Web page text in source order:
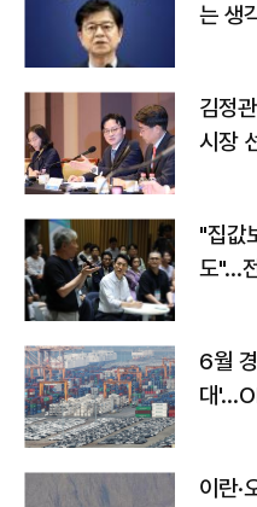
는 생
김정
시장
"집값
도"…
6월
대
이란·